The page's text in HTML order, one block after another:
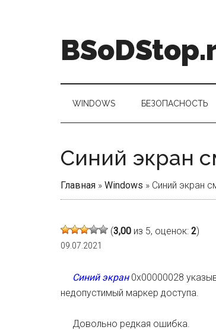
WINDOWS БЕЗОПАСНОСТЬ
Синий экран
Главная » Windows » Синий экран
(3,00 из 5, оценок: 2)
09.07.2021
Синий экран0x00000028
недопустимый маркер доступа.
Довольно редкая ошибка.